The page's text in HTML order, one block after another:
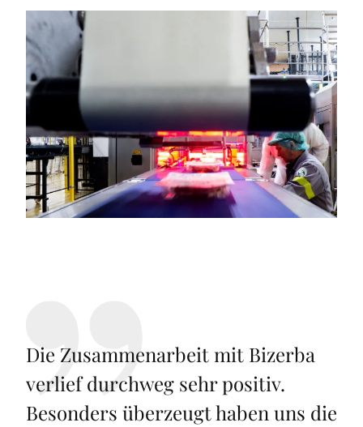
Die Zusammenarbeit mit Bizerba
verlief durchweg sehr positiv.
Besonders überzeugt haben uns die